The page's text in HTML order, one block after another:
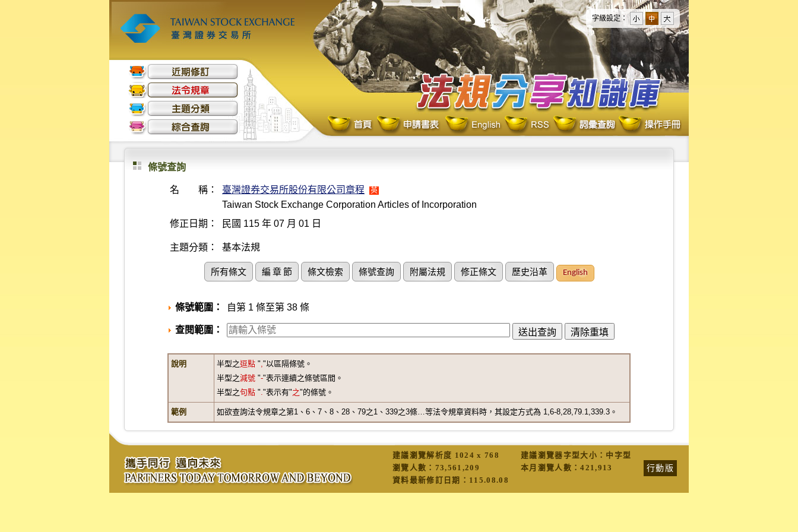
字級設定：
條號查詢
名 稱： 臺灣證券交易所股份有限公司章程 英
Taiwan Stock Exchange Corporation Articles of Incorporation
修正日期：
民國 115 年 07 月 01 日
主題分類： 基本法規
所有條文 編 章 節 條文檢索 條號查詢 附屬法規 修正條文 歷史沿革 English
條號範圍： 自第 1 條至第 38 條
查閱範圍：
說明 半型之逗點 ","以區隔條號。
半型之減號 "-"表示連續之條號區間。
半型之句點 "."表示有"之"的條號。
範例 如欲查詢法令規章之第1、6、7、8、28、79之1、339之3條…等法令規章資料時，其設定方式為 1,6-8,28,79.1,339.3。
建議瀏覽解析度 1024 x 768 建議瀏覽器字型大小：中字型
行動版
瀏覽人數： 73,561,209 本月瀏覽人數：421,913
資料最新修訂日期： 115.08.08